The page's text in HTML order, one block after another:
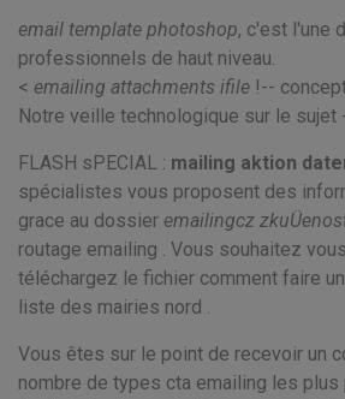
email template photoshop, c'est l'une
professionnels de haut niveau.
< emailing attachments ifile !--
Notre veille technologique sur le sujet
FLASH sPECIAL : mailing aktion
spécialistes vous proposent des
grace au dossier emailingcz
routage emailing . Vous souhaitez
téléchargez le fichier comment faire
liste des mairies nord .
Vous êtes sur le point de recevoir un
nombre de types cta emailing les plus